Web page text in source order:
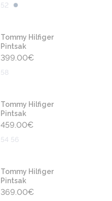
52
Tommy Hilfiger
Pintsak
399.00€
58
Tommy Hilfiger
Pintsak
459.00€
54 56
Tommy Hilfiger
Pintsak
369.00€